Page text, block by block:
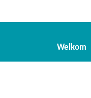
Welkom